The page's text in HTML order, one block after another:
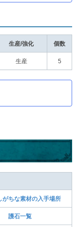
生産/強化 個数
生産 5
がちな素材の入手場所
護石一覧